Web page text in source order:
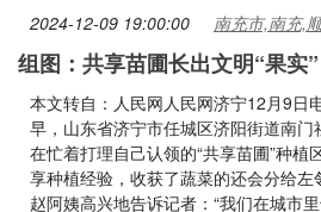
2024-12-09 19:00:00 南充市,南充,
组图：共享苗圃长出文明“果实”
本文转自：人民网人民网济宁12月9日
早，山东省济宁市任城区济阳街道南
在忙着打理自己认领的“共享苗圃”种植
享种植经验，收获了蔬菜的还会分给
赵阿姨高兴地告诉记者：“我们在城市